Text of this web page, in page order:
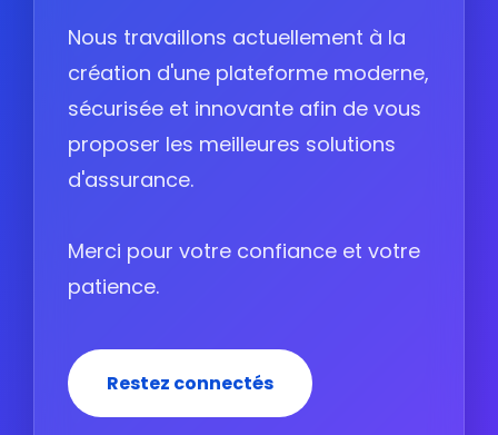
Nous travaillons actuellement à la
création d'une plateforme moderne,
sécurisée et innovante afin de vous
proposer les meilleures solutions
d'assurance.
Merci pour votre confiance et votre
patience.
Restez connectés